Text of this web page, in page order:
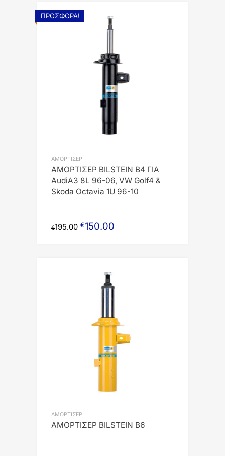
ΠΡΟΣΦΟΡΆ!
ΑΜΟΡΤΙΣΕΡ
ΑΜΟΡΤΙΣΕΡ BILSTEIN B4 ΓΙΑ
AudiA3 8L 96-06, VW Golf4 &
Skoda Octavia 1U 96-10
€195.00 €150.00
ΑΜΟΡΤΙΣΕΡ
ΑΜΟΡΤΙΣΕΡ BILSTEIN B6